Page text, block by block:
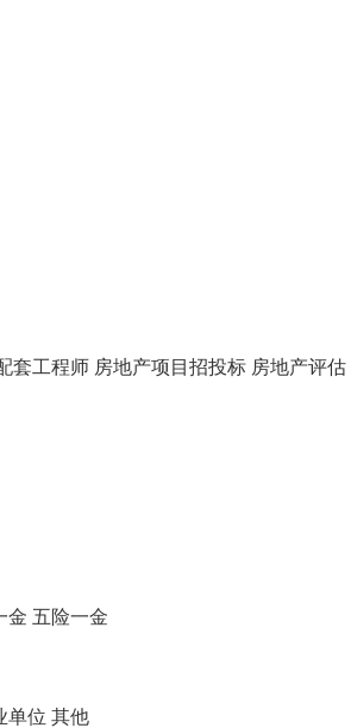
套工程师 房地产项目招投标 房地产评估
金 五险一金
单位 其他